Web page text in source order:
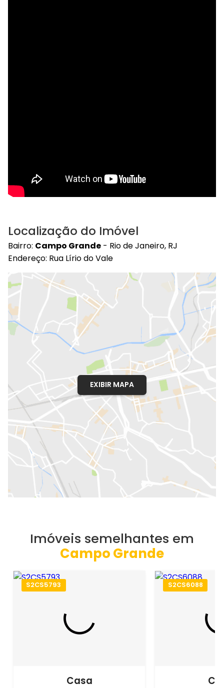
Localização do Imóvel
Bairro: Campo Grande - Rio de Janeiro, RJ
Endereço: Rua Lírio do Vale
EXIBIR MAPA
Imóveis semelhantes em
Campo Grande
S2CS5793
Casa
S2CS6088